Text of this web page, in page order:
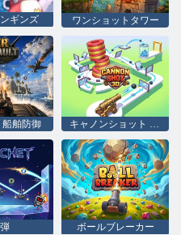
ギンズ ワンショットタワー
船舶防御
ボールブレーカー